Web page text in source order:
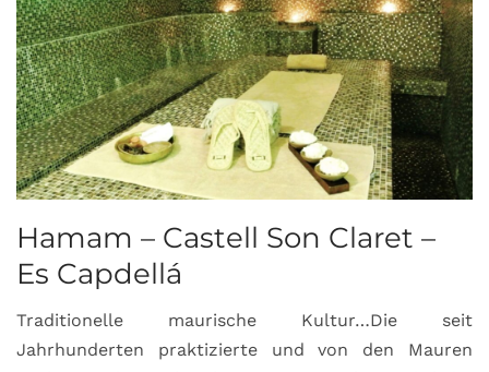
Hamam – Castell Son Claret –
Es Capdellá
Traditionelle maurische Kultur…Die seit
Jahrhunderten praktizierte und von den Mauren